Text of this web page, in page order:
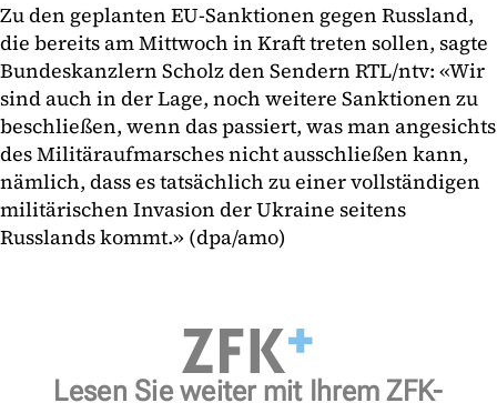
Zu den geplanten EU-Sanktionen gegen Russland,
die bereits am Mittwoch in Kraft treten sollen, sagte
Bundeskanzlern Scholz den Sendern RTL/ntv: «Wir
sind auch in der Lage, noch weitere Sanktionen zu
beschließen, wenn das passiert, was man angesichts
des Militäraufmarsches nicht ausschließen kann,
nämlich, dass es tatsächlich zu einer vollständigen
militärischen Invasion der Ukraine seitens
Russlands kommt.» (dpa/amo)
Lesen Sie weiter mit Ihrem ZFK-